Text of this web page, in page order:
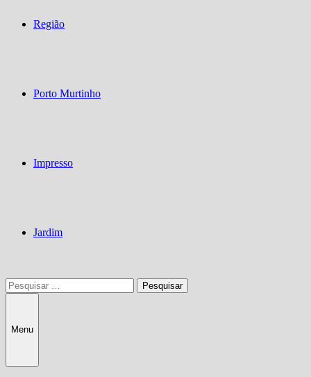
Região
Porto Murtinho
Impresso
Jardim
Pesquisar
por:
Menu